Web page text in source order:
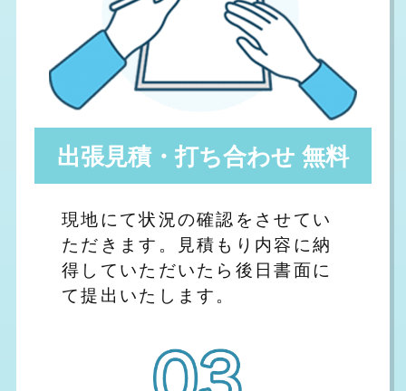
出張見積・打ち合わせ 無料
現地にて状況の確認をさせてい
ただきます。見積もり内容に納
得していただいたら後日書面に
て提出いたします。